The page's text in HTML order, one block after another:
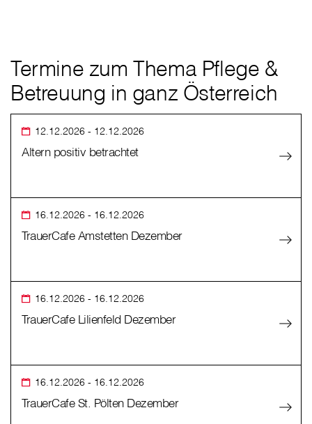
Termine zum Thema Pflege &
Betreuung in ganz Österreich
12.12.2026 - 12.12.2026
Altern positiv betrachtet
16.12.2026 - 16.12.2026
TrauerCafe Amstetten Dezember
16.12.2026 - 16.12.2026
TrauerCafe Lilienfeld Dezember
16.12.2026 - 16.12.2026
TrauerCafe St. Pölten Dezember